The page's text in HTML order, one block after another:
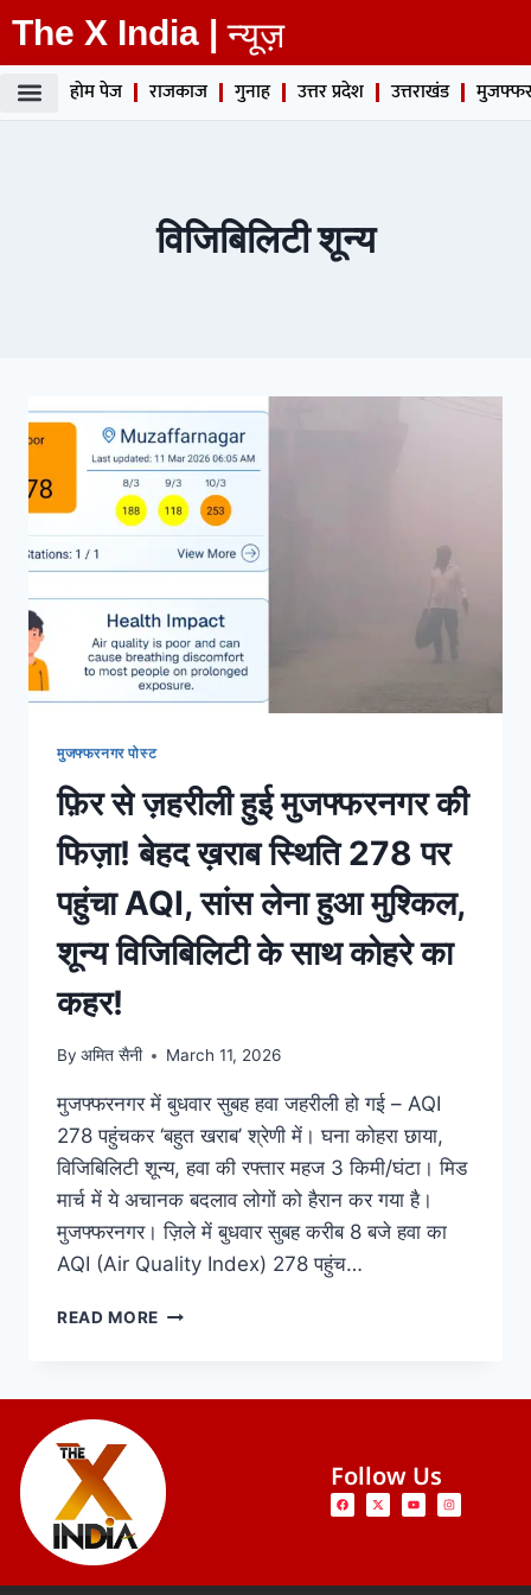
The X India | न्यूज़
होम पेज राजकाज गुनाह उत्तर प्रदेश उत्तराखंड
विजिबिलिटी शून्य
मुजफ्फरनगर पोस्ट
फ़िर से ज़हरीली हुई मुजफ्फरनगर की
फिज़ा! बेहद ख़राब स्थिति 278 पर
पहुंचा AQI, सांस लेना हुआ मुश्किल,
शून्य विजिबिलिटी के साथ कोहरे का
कहर!
By अमित सैनी March 11, 2026
मुजफ्फरनगर में बुधवार सुबह हवा जहरीली हो गई – AQI
278 पहुंचकर ‘बहुत खराब’ श्रेणी में। घना कोहरा छाया,
विजिबिलिटी शून्य, हवा की रफ्तार महज 3 किमी/घंटा। मिड
मार्च में ये अचानक बदलाव लोगों को हैरान कर गया है।
मुजफ्फरनगर। ज़िले में बुधवार सुबह करीब 8 बजे हवा का
AQI (Air Quality Index) 278 पहुंच…
READ MORE
Follow Us